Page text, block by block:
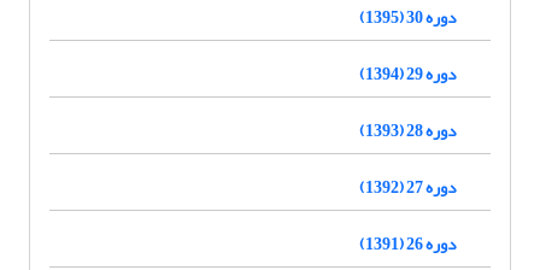
دوره 30 (1395)
دوره 29 (1394)
دوره 28 (1393)
دوره 27 (1392)
دوره 26 (1391)